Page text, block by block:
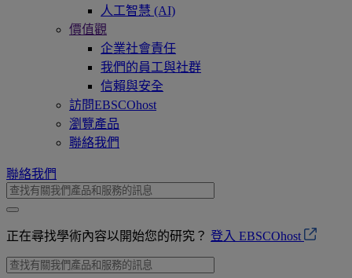
人工智慧 (AI)
價值觀
企業社會責任
我們的員工與社群
信賴與安全
訪問EBSCOhost
瀏覽產品
聯絡我們
聯絡我們
正在尋找學術內容以開始您的研究？ 登入 EBSCOhost